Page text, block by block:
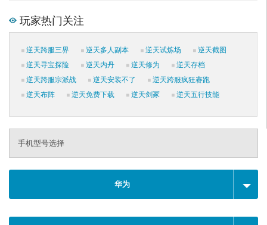
玩家热门关注
逆天跨服三界 逆天多人副本 逆天试炼场
逆天截图
逆天寻宝探险
逆天内丹 逆天修为
逆天存档
逆天跨服宗派战
逆天安装不了
逆天跨服疯狂赛跑
逆天布阵
逆天免费下载 逆天剑冢 逆天五行技能
手机型号选择
华为